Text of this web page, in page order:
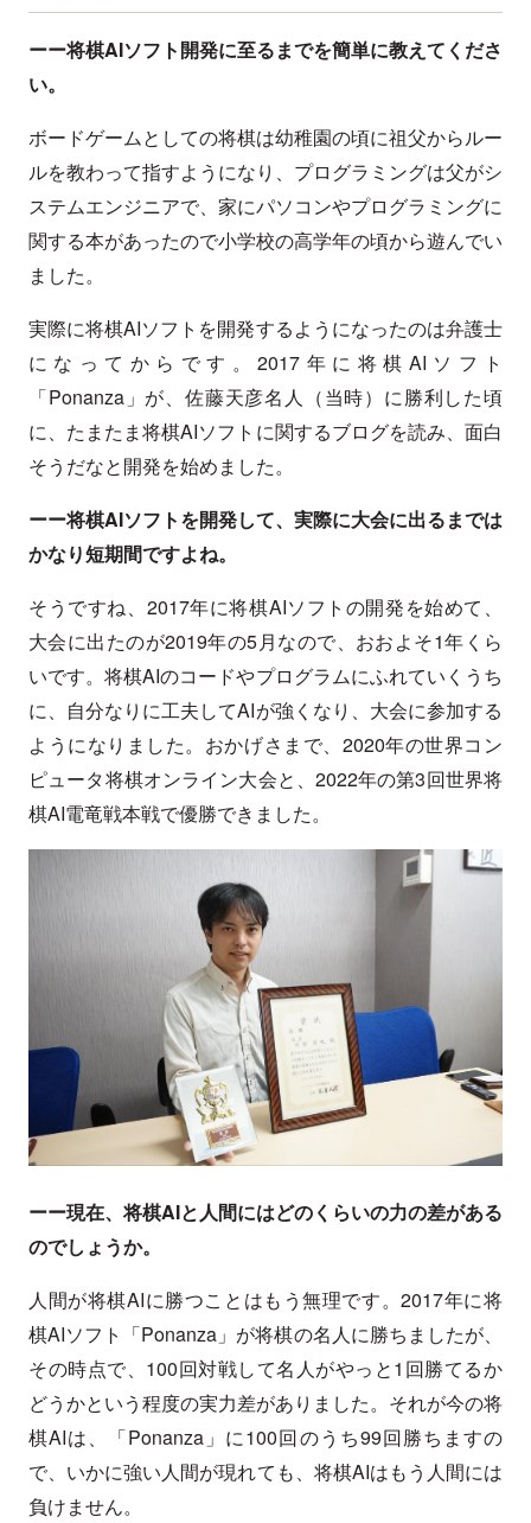
ーー将棋AIソフト開発に至るまでを簡単に教えてくださ
い。
ボードゲームとしての将棋は幼稚園の頃に祖父からルー
ルを教わって指すようになり、プログラミングは父がシ
ステムエンジニアで、家にパソコンやプログラミングに
関する本があったので小学校の高学年の頃から遊んでい
ました。
実際に将棋AIソフトを開発するようになったのは弁護士
になってからです。2017年に将棋AIソフト
「Ponanza」が、佐藤天彦名人（当時）に勝利した頃
に、たまたま将棋AIソフトに関するブログを読み、面白
そうだなと開発を始めました。
ーー将棋AIソフトを開発して、実際に大会に出るまでは
かなり短期間ですよね。
そうですね、2017年に将棋AIソフトの開発を始めて、
大会に出たのが2019年の5月なので、おおよそ1年くら
いです。将棋AIのコードやプログラムにふれていくうち
に、自分なりに工夫してAIが強くなり、大会に参加する
ようになりました。おかげさまで、2020年の世界コン
ピュータ将棋オンライン大会と、2022年の第3回世界将
棋AI電竜戦本戦で優勝できました。
ーー現在、将棋AIと人間にはどのくらいの力の差がある
のでしょうか。
人間が将棋AIに勝つことはもう無理です。2017年に将
棋AIソフト「Ponanza」が将棋の名人に勝ちましたが、
その時点で、100回対戦して名人がやっと1回勝てるか
どうかという程度の実力差がありました。それが今の将
棋AIは、「Ponanza」に100回のうち99回勝ちますの
で、いかに強い人間が現れても、将棋AIはもう人間には
負けません。